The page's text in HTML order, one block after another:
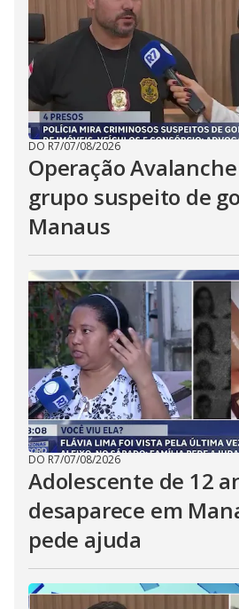
DO R7/07/08/2026
Operação
grupo suspeito de
Manaus
DO R7/07/08/2026
Adolescente de 12
desaparece em
pede ajuda